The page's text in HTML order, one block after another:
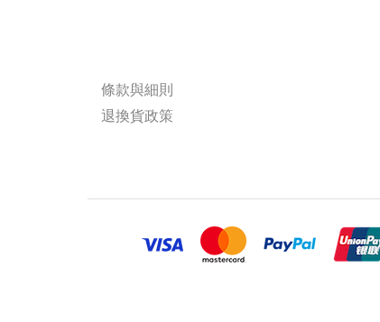
條款與細則
退換貨政策